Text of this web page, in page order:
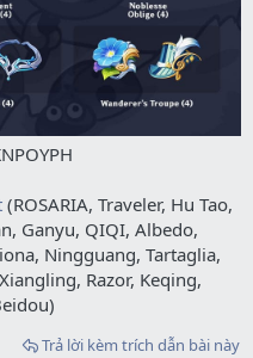
(ROSARIA, Traveler, Hu Tao,
Ganyu, QIQI, Albedo,
Ningguang, Tartaglia,
Razor, Keqing,
Trả lời kèm trích dẫn bài này